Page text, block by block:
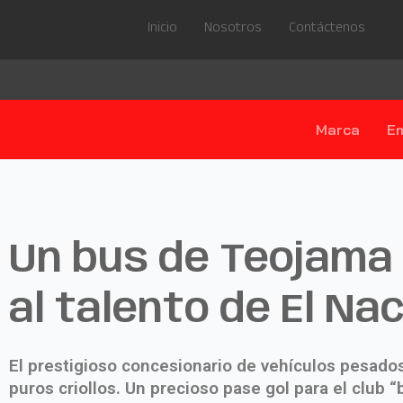
Inicio Nosotros Contáctenos
Marca
Un bus de
al talento de El
El prestigioso concesionario de vehículos
puros criollos. Un precioso pase gol para el club